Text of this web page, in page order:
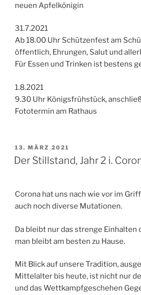
neuen Apfelkönigin
31.7.2021
Ab 18.00 Uhr Schützenfest am
öffentlich, Ehrungen, Salut und
Für Essen und Trinken ist bestens
1.8.2021
9.30 Uhr Königsfrühstück,
Fototermin am Rathaus
VERÖFFENTLICHT
AM
13. MÄRZ 2021
Der Stillstand, Jahr 2 i.
Corona hat uns nach wie vor im
auch noch diverse Mutationen.
Da bleibt nur das strenge Einhalten
man bleibt am besten zu Hause.
Mit Blick auf unsere Tradition,
Mittelalter bis heute, ist nicht nur
und das Wettkampfgeschehen